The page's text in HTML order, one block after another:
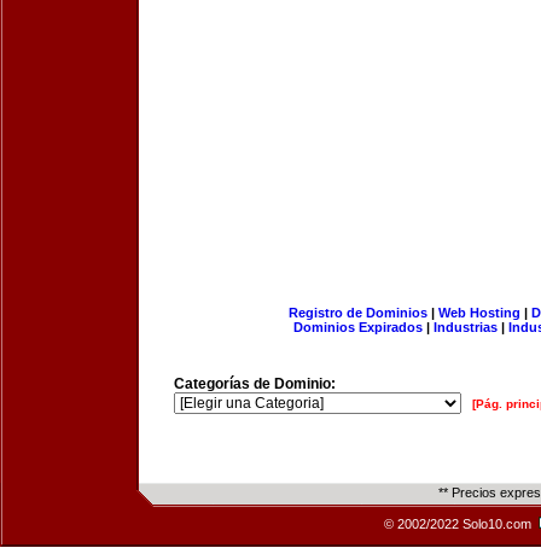
Registro de Dominios| Web Hosting |
Dominios Expirados | Industrias |
Categorías de Dominio:
[Pág.
** Precios
© 2002/2022 Solo10.com